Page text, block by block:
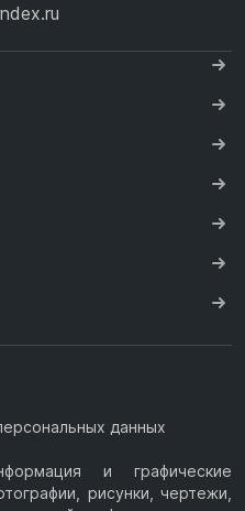
данных
и графические
рисунки, чертежи,